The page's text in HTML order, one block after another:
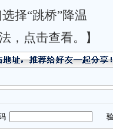
择“跳桥”降温
，点击查看。】
验